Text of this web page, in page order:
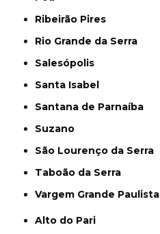
Ribeirão Pires
Rio Grande da Serra
Salesópolis
Santa Isabel
Santana de Parnaíba
Suzano
São Lourenço da Serra
Taboão da Serra
Vargem Grande Paulista
Alto do Pari